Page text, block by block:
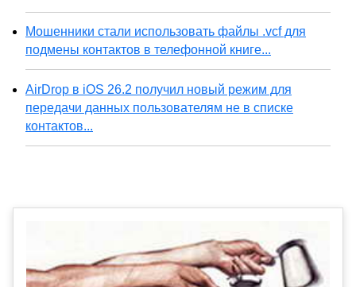
Мошенники стали использовать файлы .vcf для
подмены контактов в телефонной книге...
AirDrop в iOS 26.2 получил новый режим для
передачи данных пользователям не в списке
контактов...